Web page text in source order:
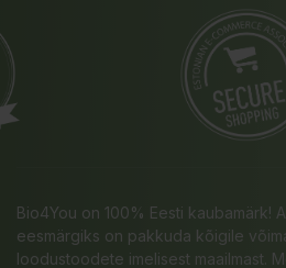
Bio4You on 100% Eesti kaubamärk!
eesmärgiks on pakkuda kõigile
loodustoodete imelisest maailmast.